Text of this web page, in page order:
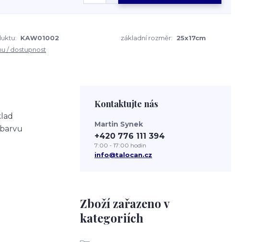
KAW01002 základní rozměr:
25x17cm
/ dostupnost
Zboží zařazeno v
kategoriích
Kontaktujte nás
Martin Synek
+420 776 111 394
7:00 - 17:00 hodin
info@talocan.cz